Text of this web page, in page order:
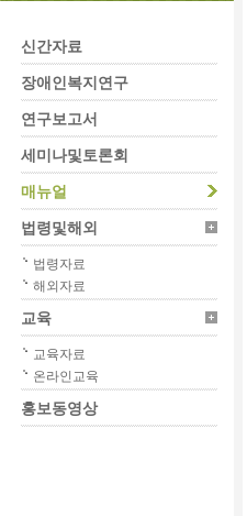
신간자료
장애인복지연구
연구보고서
세미나및토론회
매뉴얼
법령및해외
법령자료
해외자료
교육
교육자료
온라인교육
홍보동영상